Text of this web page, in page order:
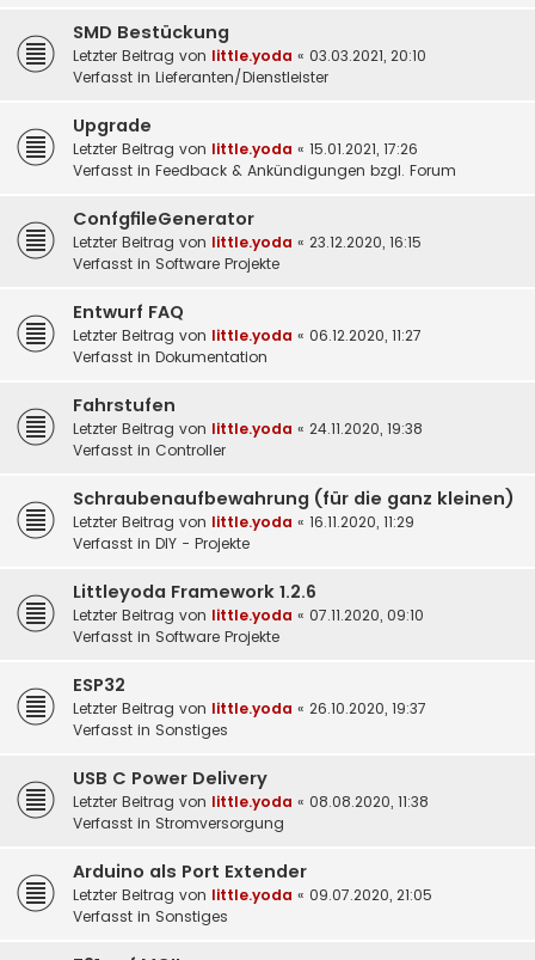
SMD Bestückung
Letzter Beitrag von little.yoda « 03.03.2021, 20:10
Verfasst in Lieferanten/Dienstleister
Upgrade
Letzter Beitrag von little.yoda « 15.01.2021, 17:26
Verfasst in Feedback & Ankündigungen bzgl. Forum
ConfgfileGenerator
Letzter Beitrag von little.yoda « 23.12.2020, 16:15
Verfasst in Software Projekte
Entwurf FAQ
Letzter Beitrag von little.yoda « 06.12.2020, 11:27
Verfasst in Dokumentation
Fahrstufen
Letzter Beitrag von little.yoda « 24.11.2020, 19:38
Verfasst in Controller
Schraubenaufbewahrung (für die ganz kleinen)
Letzter Beitrag von little.yoda « 16.11.2020, 11:29
Verfasst in DIY - Projekte
Littleyoda Framework 1.2.6
Letzter Beitrag von little.yoda « 07.11.2020, 09:10
Verfasst in Software Projekte
ESP32
Letzter Beitrag von little.yoda « 26.10.2020, 19:37
Verfasst in Sonstiges
USB C Power Delivery
Letzter Beitrag von little.yoda « 08.08.2020, 11:38
Verfasst in Stromversorgung
Arduino als Port Extender
Letzter Beitrag von little.yoda « 09.07.2020, 21:05
Verfasst in Sonstiges